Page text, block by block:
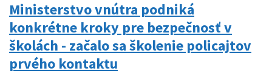
Ministerstvo vnútra podniká
konkrétne kroky pre bezpečnosť v
školách - začalo sa školenie policajtov
prvého kontaktu